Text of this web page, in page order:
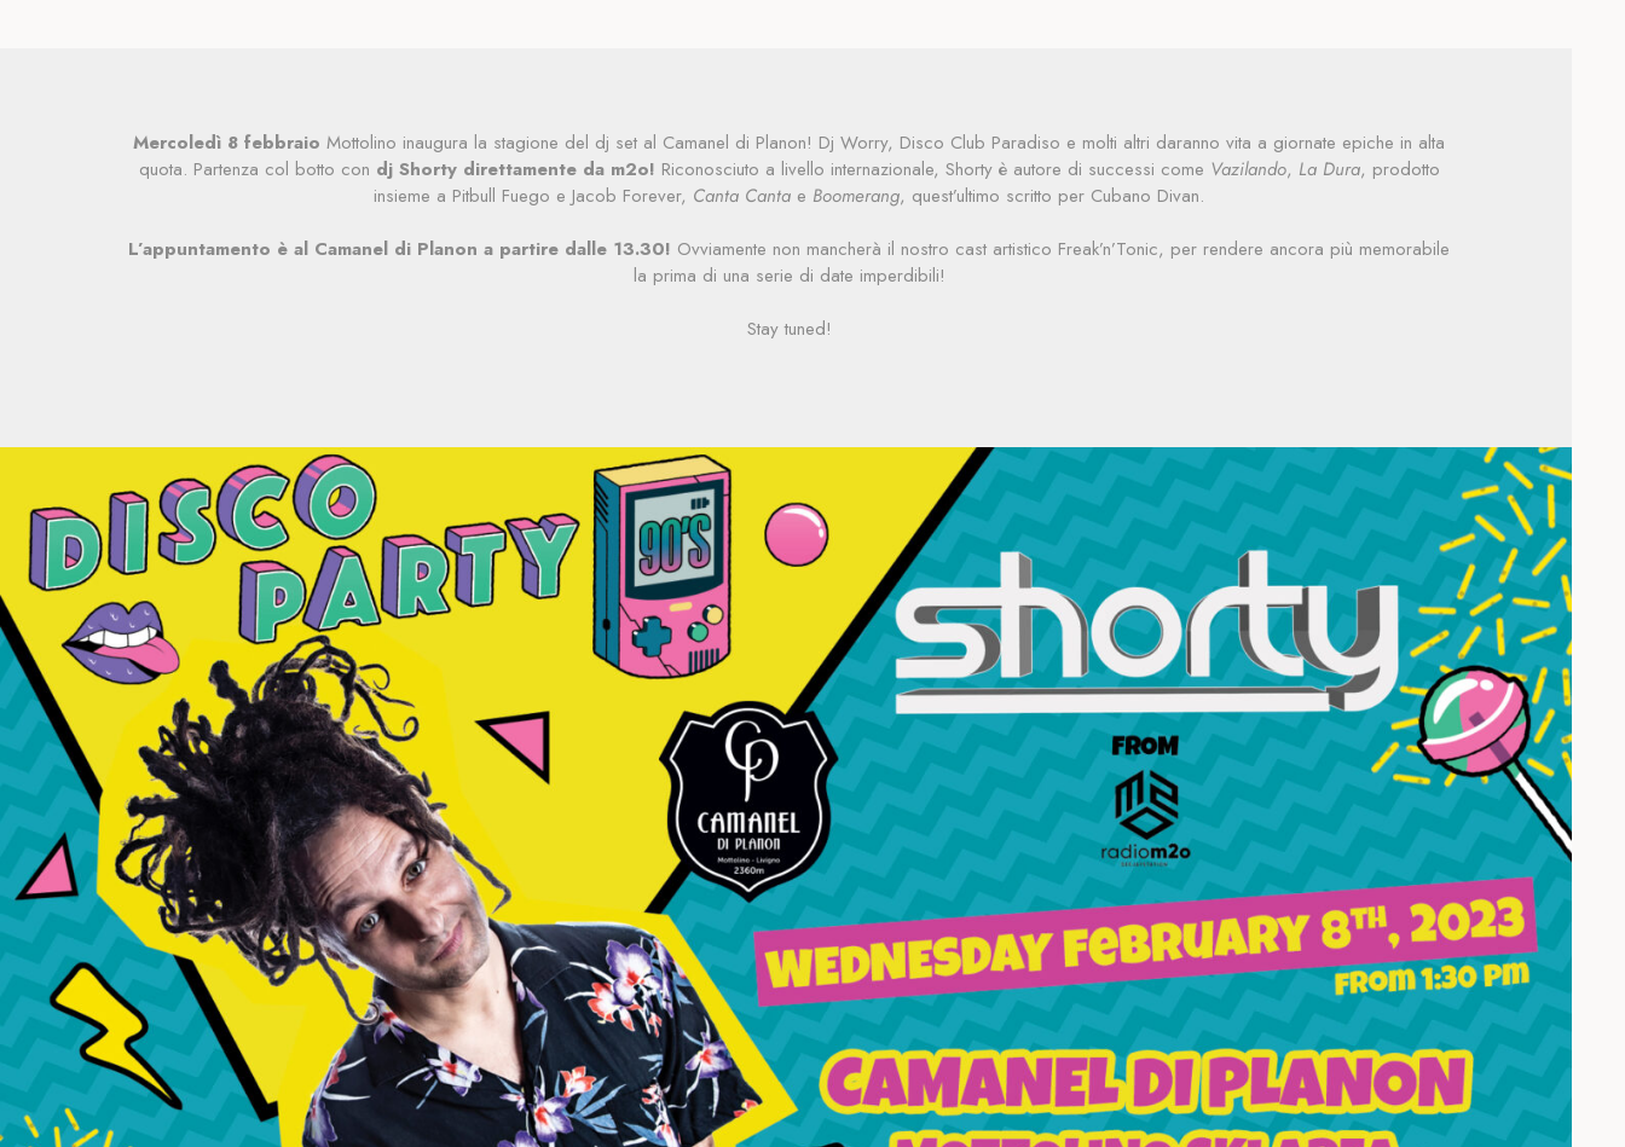
Mercoledì 8 febbraio Mottolino inaugura la stagione del dj set al Camanel di Planon! Dj Worry, Disco Club Paradiso e molti altri daranno vita a giornate epiche in alta
quota. Partenza col botto con dj Shorty direttamente da m2o! Riconosciuto a livello internazionale, Shorty è autore di successi come Vazilando, La Dura, prodotto
insieme a Pitbull Fuego e Jacob Forever, Canta Canta e Boomerang, quest’ultimo scritto per Cubano Divan.
L’appuntamento è al Camanel di Planon a partire dalle 13.30! Ovviamente non mancherà il nostro cast artistico Freak’n’Tonic, per rendere ancora più memorabile
la prima di una serie di date imperdibili!
Stay tuned!